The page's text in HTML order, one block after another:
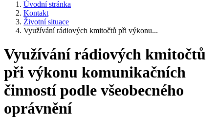
Úvodní stránka
Kontakt
Životní situace
Využívání rádiových kmitočtů při výkonu...
Využívání rádiových kmitočtů
při výkonu komunikačních
činností podle všeobecného
oprávnění